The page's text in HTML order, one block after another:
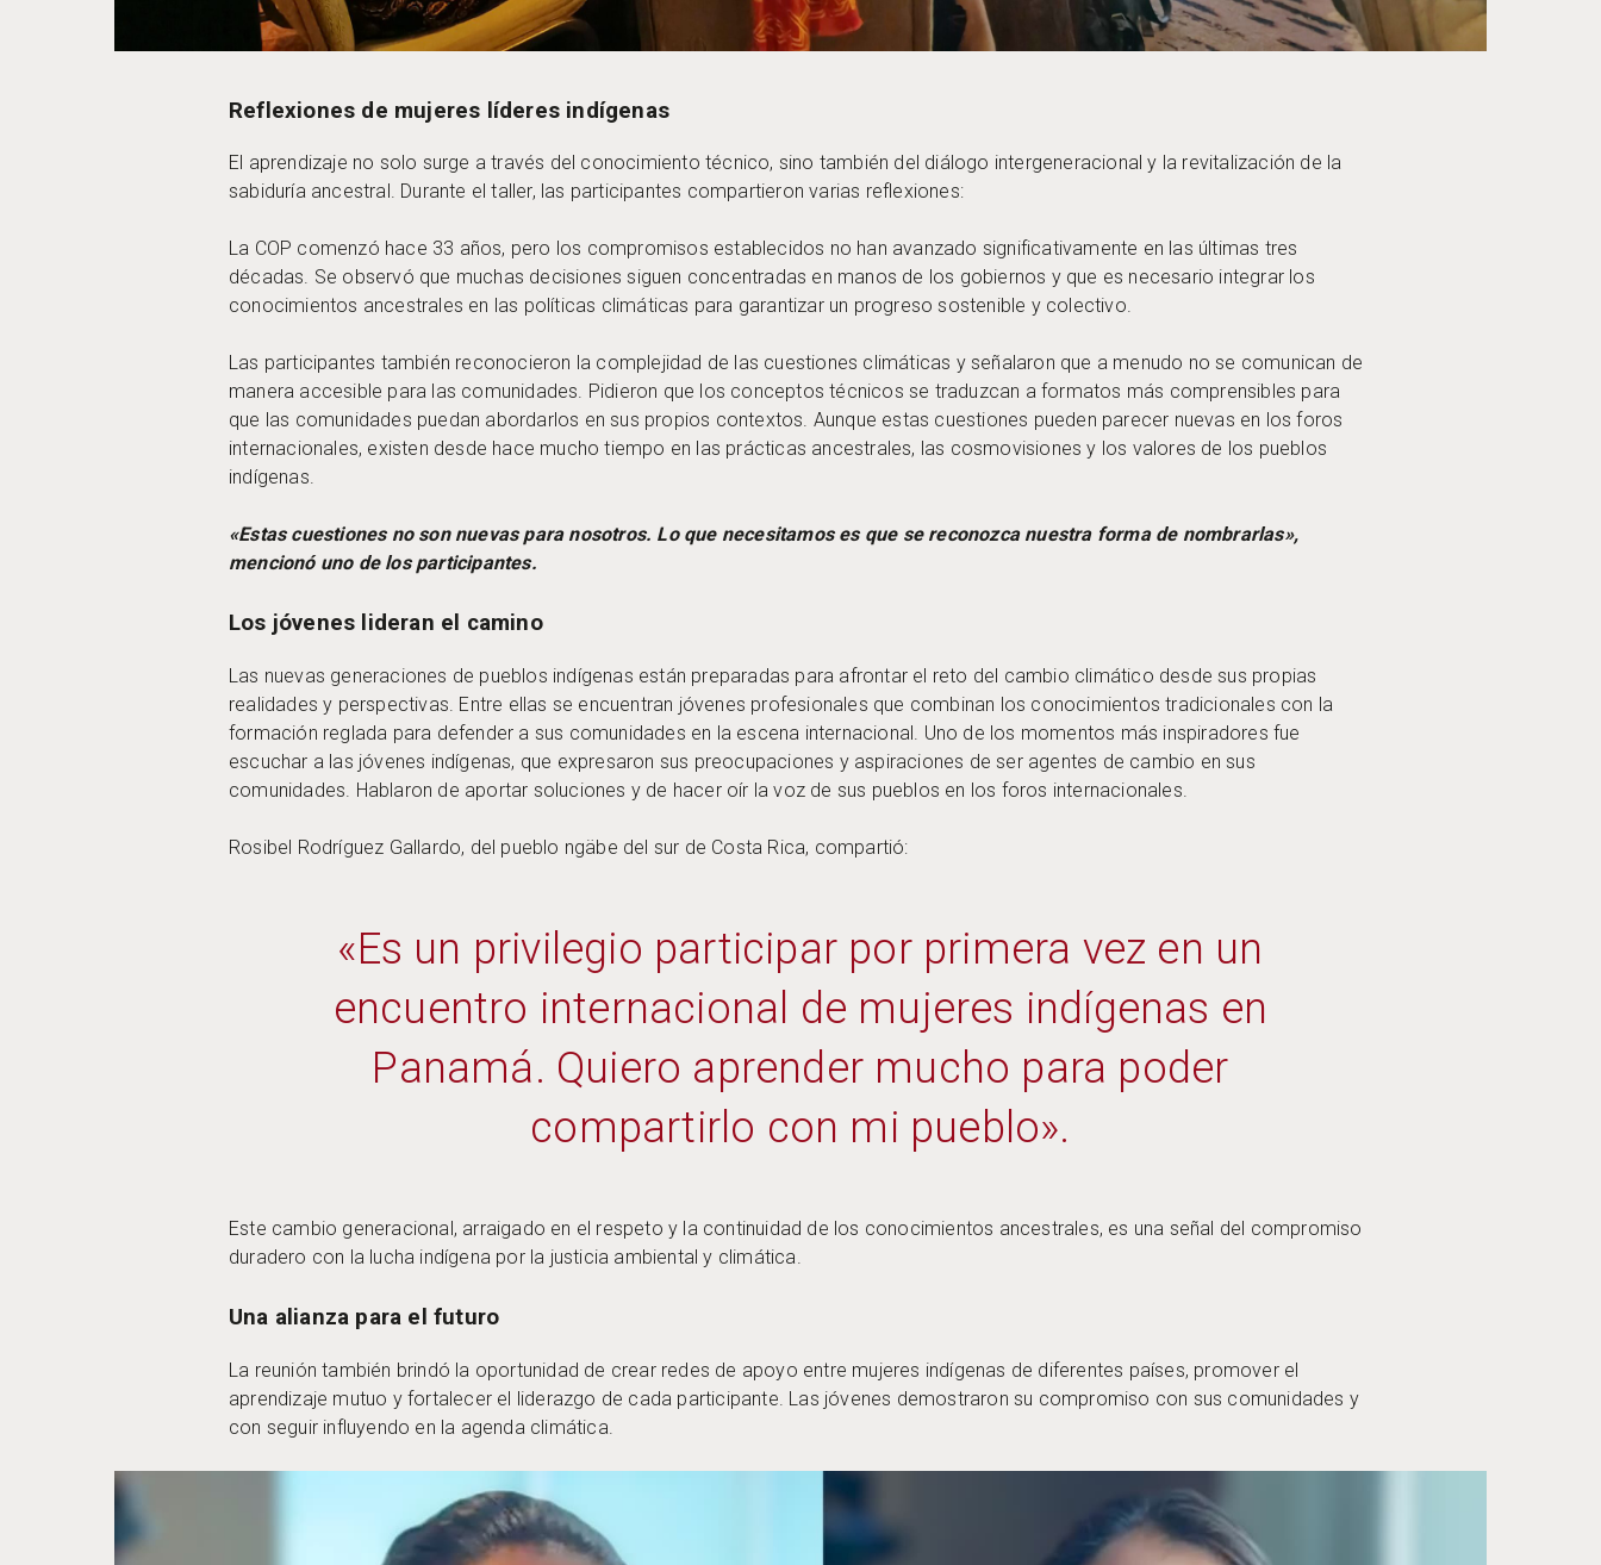
Reflexiones de mujeres líderes indígenas
El aprendizaje no solo surge a través del conocimiento técnico, sino también del diálogo intergeneracional y la revitalización de la
sabiduría ancestral. Durante el taller, las participantes compartieron varias reflexiones:
La COP comenzó hace 33 años, pero los compromisos establecidos no han avanzado significativamente en las últimas tres
décadas. Se observó que muchas decisiones siguen concentradas en manos de los gobiernos y que es necesario integrar los
conocimientos ancestrales en las políticas climáticas para garantizar un progreso sostenible y colectivo.
Las participantes también reconocieron la complejidad de las cuestiones climáticas y señalaron que a menudo no se comunican de
manera accesible para las comunidades. Pidieron que los conceptos técnicos se traduzcan a formatos más comprensibles para
que las comunidades puedan abordarlos en sus propios contextos. Aunque estas cuestiones pueden parecer nuevas en los foros
internacionales, existen desde hace mucho tiempo en las prácticas ancestrales, las cosmovisiones y los valores de los pueblos
indígenas.
«Estas cuestiones no son nuevas para nosotros. Lo que necesitamos es que se reconozca nuestra forma de nombrarlas»,
mencionó uno de los participantes.
Los jóvenes lideran el camino
Las nuevas generaciones de pueblos indígenas están preparadas para afrontar el reto del cambio climático desde sus propias
realidades y perspectivas. Entre ellas se encuentran jóvenes profesionales que combinan los conocimientos tradicionales con la
formación reglada para defender a sus comunidades en la escena internacional. Uno de los momentos más inspiradores fue
escuchar a las jóvenes indígenas, que expresaron sus preocupaciones y aspiraciones de ser agentes de cambio en sus
comunidades. Hablaron de aportar soluciones y de hacer oír la voz de sus pueblos en los foros internacionales.
Rosibel Rodríguez Gallardo, del pueblo ngäbe del sur de Costa Rica, compartió:
«Es un privilegio participar por primera vez en un
encuentro internacional de mujeres indígenas en
Panamá. Quiero aprender mucho para poder
compartirlo con mi pueblo».
Este cambio generacional, arraigado en el respeto y la continuidad de los conocimientos ancestrales, es una señal del compromiso
duradero con la lucha indígena por la justicia ambiental y climática.
Una alianza para el futuro
La reunión también brindó la oportunidad de crear redes de apoyo entre mujeres indígenas de diferentes países, promover el
aprendizaje mutuo y fortalecer el liderazgo de cada participante. Las jóvenes demostraron su compromiso con sus comunidades y
con seguir influyendo en la agenda climática.